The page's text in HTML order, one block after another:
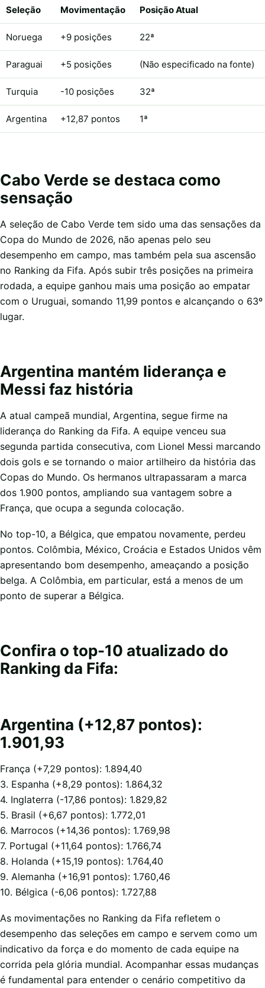
Seleção Movimentação Posição Atual
Noruega +9 posições 22ª
Paraguai +5 posições (Não especificado na fonte)
Turquia -10 posições 32ª
Argentina +12,87 pontos 1ª
Cabo Verde se destaca como
sensação
A seleção de Cabo Verde tem sido uma das sensações da
Copa do Mundo de 2026, não apenas pelo seu
desempenho em campo, mas também pela sua ascensão
no Ranking da Fifa. Após subir três posições na primeira
rodada, a equipe ganhou mais uma posição ao empatar
com o Uruguai, somando 11,99 pontos e alcançando o 63º
lugar.
Argentina mantém liderança e
Messi faz história
A atual campeã mundial, Argentina, segue firme na
liderança do Ranking da Fifa. A equipe venceu sua
segunda partida consecutiva, com Lionel Messi marcando
dois gols e se tornando o maior artilheiro da história das
Copas do Mundo. Os hermanos ultrapassaram a marca
dos 1.900 pontos, ampliando sua vantagem sobre a
França, que ocupa a segunda colocação.
No top-10, a Bélgica, que empatou novamente, perdeu
pontos. Colômbia, México, Croácia e Estados Unidos vêm
apresentando bom desempenho, ameaçando a posição
belga. A Colômbia, em particular, está a menos de um
ponto de superar a Bélgica.
Confira o top-10 atualizado do
Ranking da Fifa:
Argentina (+12,87 pontos):
1.901,93
França (+7,29 pontos): 1.894,40
3. Espanha (+8,29 pontos): 1.864,32
4. Inglaterra (-17,86 pontos): 1.829,82
5. Brasil (+6,67 pontos): 1.772,01
6. Marrocos (+14,36 pontos): 1.769,98
7. Portugal (+11,64 pontos): 1.766,74
8. Holanda (+15,19 pontos): 1.764,40
9. Alemanha (+16,91 pontos): 1.760,46
10. Bélgica (-6,06 pontos): 1.727,88
As movimentações no Ranking da Fifa refletem o
desempenho das seleções em campo e servem como um
indicativo da força e do momento de cada equipe na
corrida pela glória mundial. Acompanhar essas mudanças
é fundamental para entender o cenário competitivo da